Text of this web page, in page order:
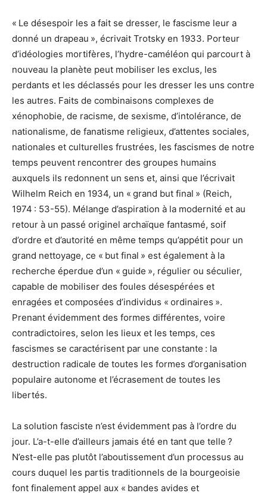
« Le désespoir les a fait se dresser, le fascisme leur a
donné un drapeau », écrivait Trotsky en 1933. Porteur
d’idéologies mortifères, l’hydre-caméléon qui parcourt à
nouveau la planète peut mobiliser les exclus, les
perdants et les déclassés pour les dresser les uns contre
les autres. Faits de combinaisons complexes de
xénophobie, de racisme, de sexisme, d’intolérance, de
nationalisme, de fanatisme religieux, d’attentes sociales,
nationales et culturelles frustrées, les fascismes de notre
temps peuvent rencontrer des groupes humains
auxquels ils redonnent un sens et, ainsi que l’écrivait
Wilhelm Reich en 1934, un « grand but final » (Reich,
1974 : 53-55). Mélange d’aspiration à la modernité et au
retour à un passé originel archaïque fantasmé, soif
d’ordre et d’autorité en même temps qu’appétit pour un
grand nettoyage, ce « but final » est également à la
recherche éperdue d’un « guide », régulier ou séculier,
capable de mobiliser des foules désespérées et
enragées et composées d’individus « ordinaires ».
Prenant évidemment des formes différentes, voire
contradictoires, selon les lieux et les temps, ces
fascismes se caractérisent par une constante : la
destruction radicale de toutes les formes d’organisation
populaire autonome et l’écrasement de toutes les
libertés.
La solution fasciste n’est évidemment pas à l’ordre du
jour. L’a-t-elle d’ailleurs jamais été en tant que telle ?
N’est-elle pas plutôt l’aboutissement d’un processus au
cours duquel les partis traditionnels de la bourgeoisie
font finalement appel aux « bandes avides et